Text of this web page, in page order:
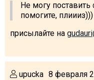
Не могу поставить
помогите, плиииз)))
присылайте на
upucka 8 февраля